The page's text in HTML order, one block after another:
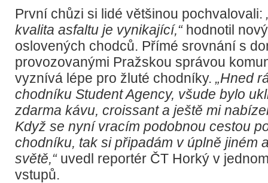
První chůzi si lidé většinou pochvalovali:
kvalita asfaltu je vynikající,“hodnotil
oslovených chodců. Přímé srovnání s
provozovanými Pražskou správou
vyznívá lépe pro žluté chodníky. „Hned
chodníku Student Agency, všude bylo
zdarma kávu, croissant a ještě mi
Když se nyní vracím podobnou cestou
chodníku, tak si připadám v úplně jiném
světě,“uvedl reportér ČT Horký v
vstupů.